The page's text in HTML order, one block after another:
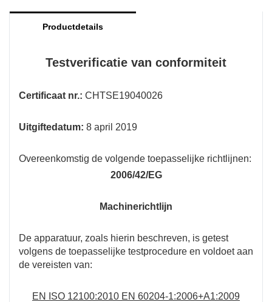
ze voldoen aan de toepasselijke richtlijnen. In
wezen is het een keurmerk dat consumenten
Europese kwaliteits- en veiligheidseisen.
Productdetails
Testverificatie van conformiteit
Certificaat nr.: CHTSE19040026
Uitgiftedatum: 8 april 2019
Overeenkomstig de volgende toepasselijke richtlijnen:
2006/42/EG
Machinerichtlijn
De apparatuur, zoals hierin beschreven, is getest
volgens de toepasselijke testprocedure en voldoet aan
de vereisten van:
EN ISO 12100:2010 EN 60204-1:2006+A1:2009